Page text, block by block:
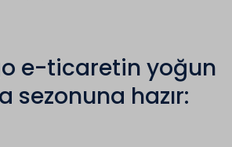
e-ticaretin yoğun
sezonuna hazır: